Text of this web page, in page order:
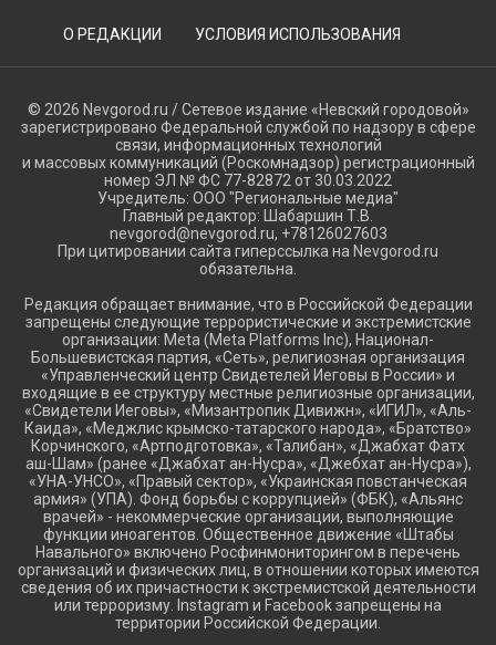
О РЕДАКЦИИ УСЛОВИЯ ИСПОЛЬЗОВАНИЯ
© 2026 Nevgorod.ru / Сетевое издание «Невский городовой»
зарегистрировано Федеральной службой по надзору в сфере
связи, информационных технологий
и массовых коммуникаций (Роскомнадзор) регистрационный
номер ЭЛ № ФС 77-82872 от 30.03.2022
Учредитель: ООО "Региональные медиа"
Главный редактор: Шабаршин Т.В.
nevgorod@nevgorod.ru, +78126027603
При цитировании сайта гиперссылка на Nevgorod.ru
обязательна.
Редакция обращает внимание, что в Российской Федерации
запрещены следующие террористические и экстремистские
организации: Meta (Meta Platforms Inc), Национал-
Большевистская партия, «Сеть», религиозная организация
«Управленческий центр Свидетелей Иеговы в России» и
входящие в ее структуру местные религиозные организации,
«Свидетели Иеговы», «Мизантропик Дивижн», «ИГИЛ», «Аль-
Каида», «Меджлис крымско-татарского народа», «Братство»
Корчинского, «Артподготовка», «Талибан», «Джабхат Фатх
аш-Шам» (ранее «Джабхат ан-Нусра», «Джебхат ан-Нусра»),
«УНА-УНСО», «Правый сектор», «Украинская повстанческая
армия» (УПА). Фонд борьбы с коррупцией» (ФБК), «Альянс
врачей» - некоммерческие организации, выполняющие
функции иноагентов. Общественное движение «Штабы
Навального» включено Росфинмониторингом в перечень
организаций и физических лиц, в отношении которых имеются
сведения об их причастности к экстремистской деятельности
или терроризму. Instagram и Facebook запрещены на
территории Российской Федерации.